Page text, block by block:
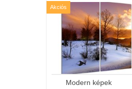
Modern képek
Akciós